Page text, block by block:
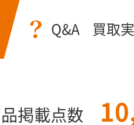
Q&A 買取
品掲載点数